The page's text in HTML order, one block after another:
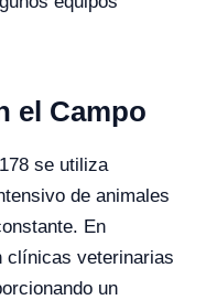
el Campo
se utiliza
de animales
En
clínicas veterinarias
un